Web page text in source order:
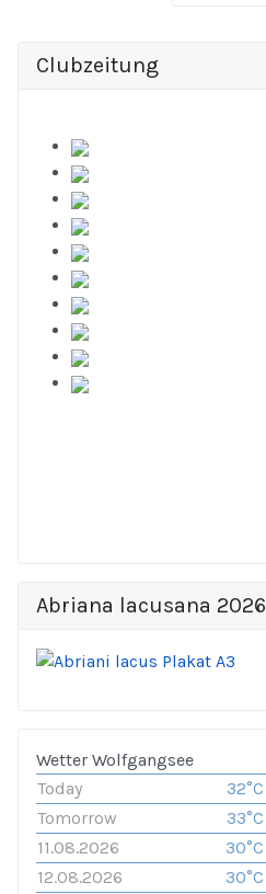
Clubzeitung
Abriana lacusana 2026
Wetter Wolfgangsee
Today
32°C
Tomorrow
33°C
11.08.2026
30°C
12.08.2026
30°C